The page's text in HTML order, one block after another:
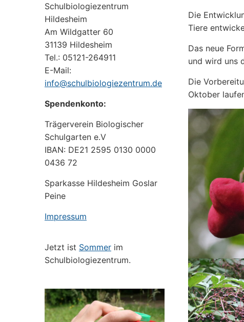
Schulbiologiezentrum
Hildesheim
Am Wildgatter 60
31139 Hildesheim
Tel.: 05121-264911
E-Mail:
info@schulbiologiezentrum.de
Spendenkonto:
Trägerverein Biologischer
Schulgarten e.V
IBAN: DE21 2595 0130 0000
0436 72
Sparkasse Hildesheim Goslar
Peine
Impressum
Jetzt ist Sommer im
Schulbiologiezentrum.
Die
Tiere
Das neue
und wird uns
Die
Oktober